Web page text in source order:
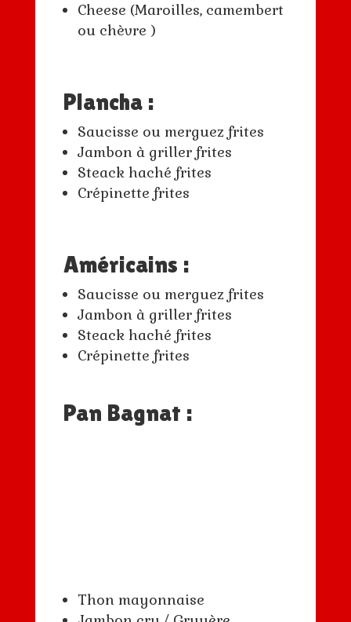
Cheese (Maroilles, camembert
ou chèvre )
Plancha :
Saucisse ou merguez frites
Jambon à griller frites
Steack haché frites
Crépinette frites
Américains :
Saucisse ou merguez frites
Jambon à griller frites
Steack haché frites
Crépinette frites
Pan Bagnat :
Thon mayonnaise